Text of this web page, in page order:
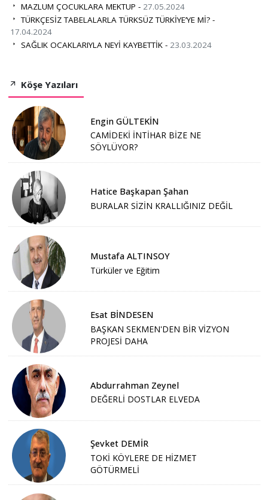
MAZLUM ÇOCUKLARA MEKTUP - 27.05.2024
TÜRKÇESİZ TABELALARLA TÜRKSÜZ TÜRKİYE’YE Mİ? -
17.04.2024
SAĞLIK OCAKLARIYLA NEYİ KAYBETTİK - 23.03.2024
Köşe Yazıları
Engin GÜLTEKİN
CAMİDEKİ İNTİHAR BİZE NE
SÖYLÜYOR?
Hatice Başkapan Şahan
BURALAR SİZİN KRALLIĞINIZ DEĞİL
Mustafa ALTINSOY
Türküler ve Eğitim
Esat BİNDESEN
BAŞKAN SEKMEN'DEN BİR VİZYON
PROJESİ DAHA
Abdurrahman Zeynel
DEĞERLİ DOSTLAR ELVEDA
Şevket DEMİR
TOKİ KÖYLERE DE HİZMET
GÖTÜRMELİ